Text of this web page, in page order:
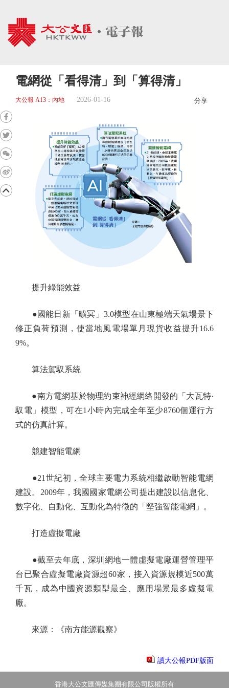
電網從「看得清」到「算得清」
大公報 A13：內地 2026-01-16 分享
提升綠能效益
●國能日新「曠冥」3.0模型在山東極端天氣場景下
修正負荷預測，使當地風電場單月現貨收益提升16.6
9%。
算法駕馭系統
●南方電網基於物理約束神經網絡開發的「大瓦特·
馭電」模型，可在1小時內完成全年至少8760個運行方
式的仿真計算。
競建智能電網
●21世紀初，全球主要電力系統相繼啟動智能電網
建設。2009年，我國國家電網公司提出建設以信息化、
數字化、自動化、互動化為特徵的「堅強智能電網」。
打造虛擬電廠
●截至去年底，深圳網地一體虛擬電廠運營管理平
台已聚合虛擬電廠資源超60家，接入資源規模近500萬
千瓦，成為中國資源類型最全、應用場景最多虛擬電
廠。
來源：《南方能源觀察》
讀大公報PDF版面
香港大公文匯傳媒集團有限公司版權所有